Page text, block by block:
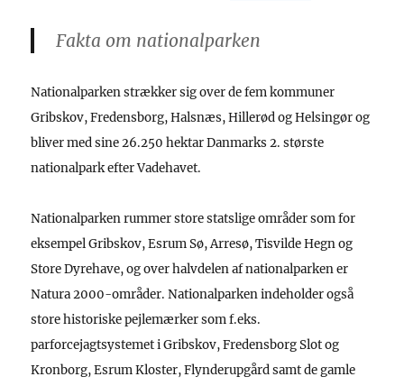
Fakta om nationalparken
Nationalparken strækker sig over de fem kommuner
Gribskov, Fredensborg, Halsnæs, Hillerød og Helsingør og
bliver med sine 26.250 hektar Danmarks 2. største
nationalpark efter Vadehavet.
Nationalparken rummer store statslige områder som for
eksempel Gribskov, Esrum Sø, Arresø, Tisvilde Hegn og
Store Dyrehave, og over halvdelen af nationalparken er
Natura 2000-områder. Nationalparken indeholder også
store historiske pejlemærker som f.eks.
parforcejagtsystemet i Gribskov, Fredensborg Slot og
Kronborg, Esrum Kloster, Flynderupgård samt de gamle